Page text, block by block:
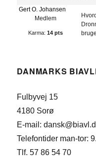
Gert O. Johansen
Medlem
Karma: 14 pts
DANMARKS
Fulbyvej 15
4180 Sorø
E-mail:
Telefontider man-tor:
Tlf. 57 86 54 70